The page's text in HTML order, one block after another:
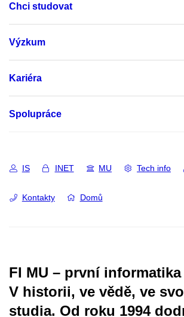
Chci studovat
Výzkum
Kariéra
Spolupráce
IS INET MU Tech info
Kontakty Domů
FI MU – první informatika
V historii, ve vědě, ve
studia. Od roku 1994